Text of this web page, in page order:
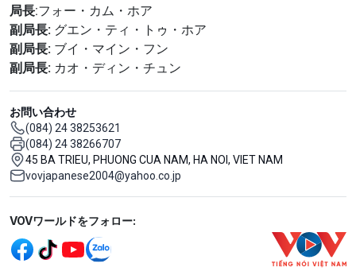
局長:フォー・カム・ホア
副局長: グエン・ティ・トゥ・ホア
副局長: ブイ・マイン・フン
副局長: カオ・ディン・チュン
お問い合わせ
(084) 24 38253621
(084) 24 38266707
45 BA TRIEU, PHUONG CUA NAM, HA NOI, VIET NAM
vovjapanese2004@yahoo.co.jp
Mạng xã hội
VOVワールドをフォロー: